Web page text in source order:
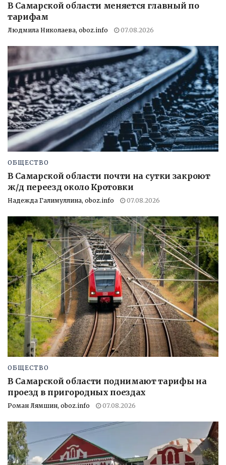
В Самарской области меняется главный по
тарифам
Людмила Николаева, oboz.info 07.08.2026
ОБЩЕСТВО
В Самарской области почти на сутки закроют
ж/д переезд около Кротовки
Надежда Галимуллина, oboz.info 07.08.2026
ОБЩЕСТВО
В Самарской области поднимают тарифы на
проезд в пригородных поездах
Роман Лямшин, oboz.info 07.08.2026